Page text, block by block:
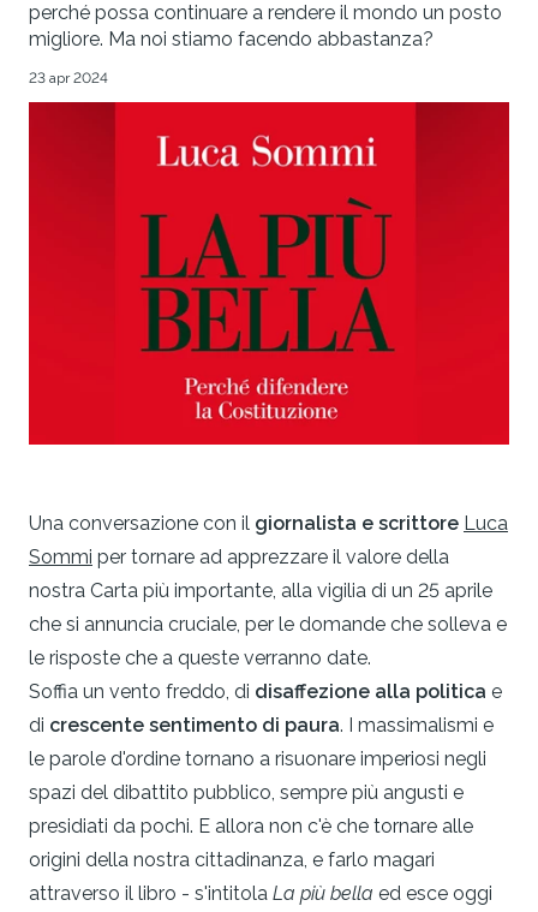
perché possa continuare a rendere il mondo un posto
migliore. Ma noi stiamo facendo abbastanza?
23 apr 2024
Una conversazione con il giornalista e scrittore Luca
Sommi per tornare ad apprezzare il valore della
nostra Carta più importante, alla vigilia di un 25 aprile
che si annuncia cruciale, per le domande che solleva e
le risposte che a queste verranno date.
Soffia un vento freddo, di disaffezione alla politica e
di crescente sentimento di paura. I massimalismi e
le parole d'ordine tornano a risuonare imperiosi negli
spazi del dibattito pubblico, sempre più angusti e
presidiati da pochi. E allora non c'è che tornare alle
origini della nostra cittadinanza, e farlo magari
attraverso il libro - s'intitola La più bella ed esce oggi